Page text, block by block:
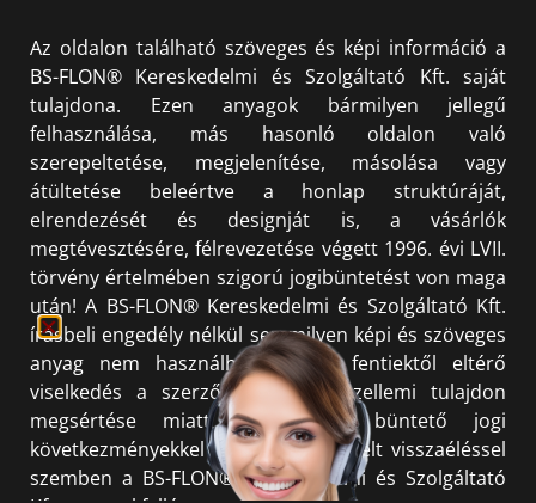
Az oldalon található szöveges és képi információ a
BS-FLON® Kereskedelmi és Szolgáltató Kft. saját
tulajdona. Ezen anyagok bármilyen jellegű
felhasználása, más hasonló oldalon való
szerepeltetése, megjelenítése, másolása vagy
átültetése beleértve a honlap struktúráját,
elrendezését és designját is, a vásárlók
megtévesztésére, félrevezetése végett 1996. évi LVII.
törvény értelmében szigorú jogibüntetést von maga
után! A BS-FLON® Kereskedelmi és Szolgáltató Kft.
írásbeli engedély nélkül semmilyen képi és szöveges
anyag nem használható fel. A fentiektől eltérő
viselkedés a szerzői jog és a szellemi tulajdon
megsértése miatt polgári és büntető jogi
következményekkel jár. Minden észlelt visszaéléssel
szemben a BS-FLON® Kereskedelmi és Szolgáltató